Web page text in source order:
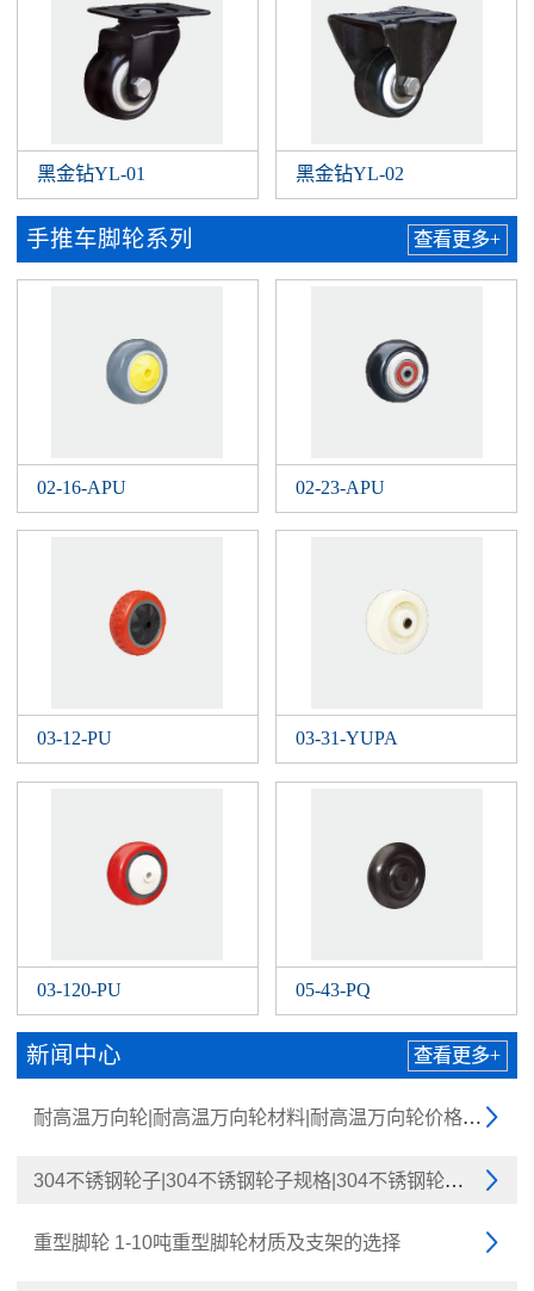
黑金钻YL-01 黑金钻YL-02
手推车脚轮系列 查看更多+
02-16-APU 02-23-APU
03-12-PU 03-31-YUPA
03-120-PU 05-43-PQ
新闻中心 查看更多+

耐高温万向轮|耐高温万向轮材料|耐高温万向轮价格|运力

304不锈钢轮子|304不锈钢轮子规格|304不锈钢轮子型号|

重型脚轮 1-10吨重型脚轮材质及支架的选择